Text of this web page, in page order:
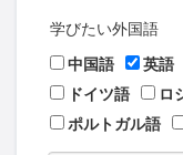
学びたい外国語
中国語
英語
ドイツ語
ロ
ポルトガル語